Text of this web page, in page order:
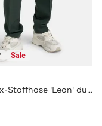
Sale
Wollmix-Stoffhose 'Leon' dunkelgrün